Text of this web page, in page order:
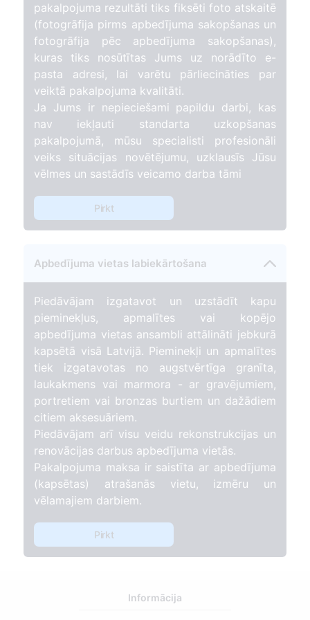
pakalpojuma rezultāti tiks fiksēti foto atskaitē
(fotogrāfija pirms apbedījuma sakopšanas un
fotogrāfija pēc apbedījuma sakopšanas),
kuras tiks nosūtītas Jums uz norādīto e-
pasta adresi, lai varētu pārliecināties par
veiktā pakalpojuma kvalitāti.
Ja Jums ir nepieciešami papildu darbi, kas
nav iekļauti standarta uzkopšanas
pakalpojumā, mūsu specialisti profesionāli
veiks situācijas novētējumu, uzklausīs Jūsu
vēlmes un sastādīs veicamo darba tāmi
Pirkt
Apbedījuma vietas labiekārtošana
Piedāvājam izgatavot un uzstādīt kapu
pieminekļus, apmalītes vai kopējo
apbedījuma vietas ansambli attālināti jebkurā
kapsētā visā Latvijā. Pieminekļi un apmalītes
tiek izgatavotas no augstvērtīga granīta,
laukakmens vai marmora - ar gravējumiem,
portretiem vai bronzas burtiem un dažādiem
citiem aksesuāriem.
Piedāvājam arī visu veidu rekonstrukcijas un
renovācijas darbus apbedījuma vietās.
Pakalpojuma maksa ir saistīta ar apbedījuma
(kapsētas) atrašanās vietu, izmēru un
vēlamajiem darbiem.
Pirkt
Informācija